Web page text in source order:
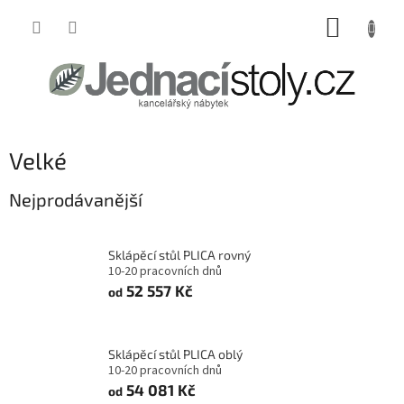
Velké
Nejprodávanější
Sklápěcí stůl PLICA rovný
10-20 pracovních dnů
od 52 557 Kč
Sklápěcí stůl PLICA oblý
10-20 pracovních dnů
od 54 081 Kč